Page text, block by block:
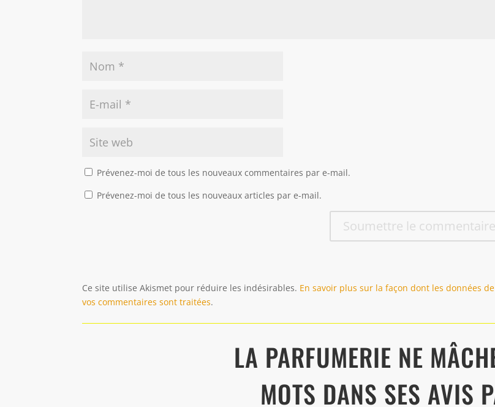
Prévenez-moi de tous les nouveaux commentaires par e-mail.
Prévenez-moi de tous les nouveaux articles par e-mail.
Soumettre le commentaire
Ce site utilise Akismet pour réduire les indésirables. En savoir plus sur la façon dont les données de
vos commentaires sont traitées.
LA PARFUMERIE NE
MOTS DANS SES AVIS